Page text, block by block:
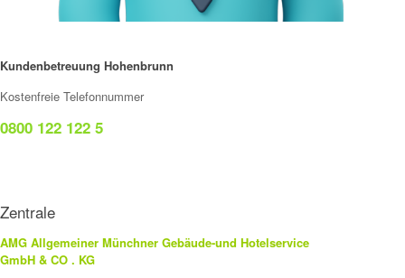
Kundenbetreuung Hohenbrunn
Kostenfreie Telefonnummer
0800 122 122 5
Zentrale
AMG Allgemeiner Münchner Gebäude-und Hotelservice
GmbH & CO . KG